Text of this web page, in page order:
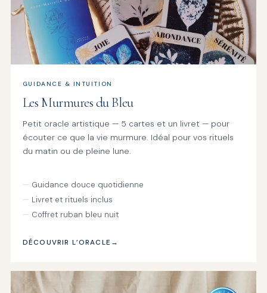
GUIDANCE & INTUITION
Les Murmures du Bleu
Petit oracle artistique — 5 cartes et un livret — pour
écouter ce que la vie murmure. Idéal pour vos rituels
du matin ou de pleine lune.
Guidance douce quotidienne
Livret et rituels inclus
Coffret ruban bleu nuit
DÉCOUVRIR L’ORACLE